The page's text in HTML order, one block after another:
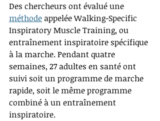
Des chercheurs ont évalué une
méthode appelée Walking-Specific
Inspiratory Muscle Training, ou
entraînement inspiratoire spécifique
à la marche. Pendant quatre
semaines, 27 adultes en santé ont
suivi soit un programme de marche
rapide, soit le même programme
combiné à un entraînement
inspiratoire.